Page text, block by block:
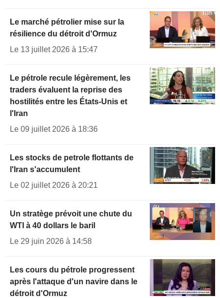
Le marché pétrolier mise sur la
résilience du détroit d'Ormuz
Le 13 juillet 2026 à 15:47
Le pétrole recule légèrement, les
traders évaluent la reprise des
hostilités entre les États-Unis et
l'Iran
Le 09 juillet 2026 à 18:36
Les stocks de petrole flottants de
l'Iran s'accumulent
Le 02 juillet 2026 à 20:21
Un stratège prévoit une chute du
WTI à 40 dollars le baril
Le 29 juin 2026 à 14:58
Les cours du pétrole progressent
après l'attaque d'un navire dans le
détroit d'Ormuz